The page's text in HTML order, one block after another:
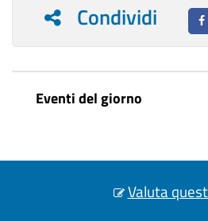
Condividi
Eventi del giorno
Valuta